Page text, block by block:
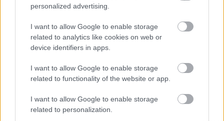
personalized advertising.
I want to allow Google to enable storage
related to analytics like cookies on web or
device identifiers in apps.
I want to allow Google to enable storage
related to functionality of the website or app.
I want to allow Google to enable storage
related to personalization.
Próba cég2
e-mail küldése...